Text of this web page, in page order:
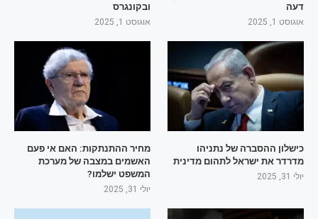
דעה
אוגוסט 1, 2025
ובקונגרס
אוגוסט 1, 2025
כישלון ההסברה של נתניהו
מדרדר את ישראל לתהום מדינית
יולי 31, 2025
מחיר ההתנתקות: האם אי פעם
האשמים במצבה של מערכת
המשפט ישלמו?
יולי 31, 2025